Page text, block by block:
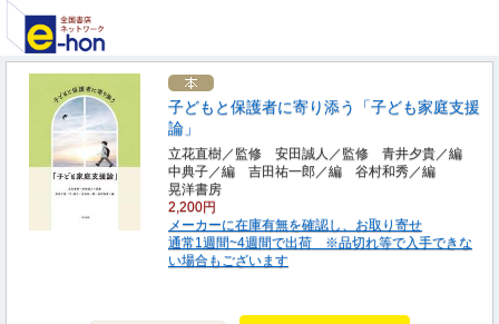
子どもと保護者に寄り添う「子ども家庭支援
論」
立花直樹／監修 安田誠人／監修 青井夕貴／編
中典子／編 吉田祐一郎／編 谷村和秀／編
晃洋書房
2,200円
メーカーに在庫有無を確認し、お取り寄せ
通常1週間~4週間で出荷 ※品切れ等で入手できな
い場合もございます